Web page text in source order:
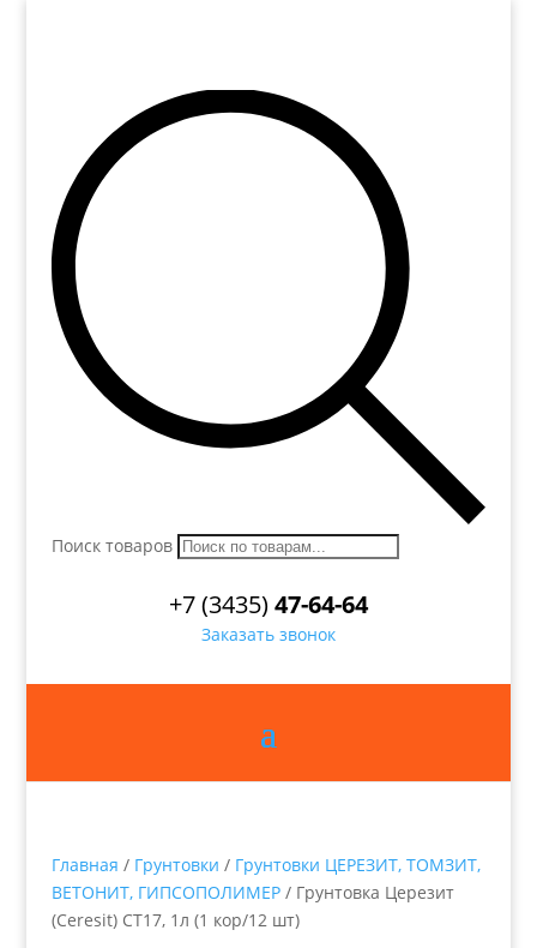
Поиск товаров
+7 (3435)47-64-64
Заказать звонок
Главная / Грунтовки / Грунтовки ЦЕРЕЗИТ, ТОМЗИТ,
ВЕТОНИТ, ГИПСОПОЛИМЕР/ Грунтовка Церезит
(Ceresit) СТ17, 1л (1 кор/12 шт)